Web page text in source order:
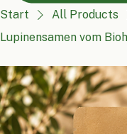
Start
All Products
Lupinensamen vom